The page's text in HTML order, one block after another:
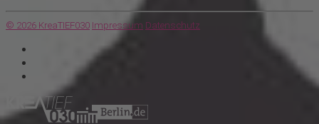
© 2026 KreaTIEF030 Impressum Datenschutz